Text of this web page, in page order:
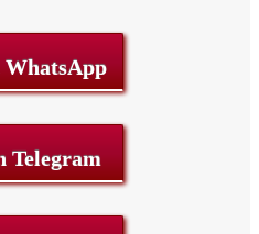
WhatsApp
Telegram